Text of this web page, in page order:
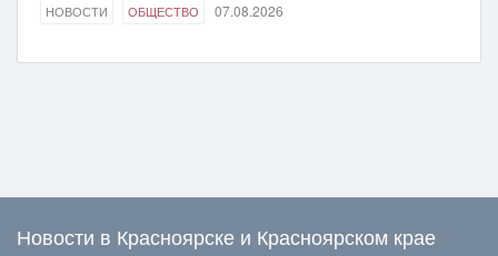
НОВОСТИ ОБЩЕСТВО 07.08.2026
Новости в Красноярске и Красноярском крае